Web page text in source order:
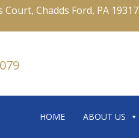
Court, Chadds Ford, PA 19317
HOME ABOUT US